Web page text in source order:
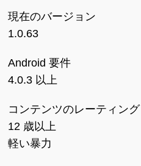
現在のバージョン
1.0.63
Android 要件
4.0.3 以上
コンテンツのレーティング
12 歳以上
軽い暴力